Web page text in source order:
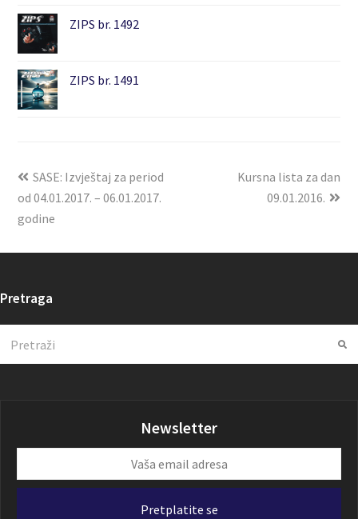
ZIPS br. 1492
ZIPS br. 1491
SASE: Izvještaj za period
od 04.01.2017. – 06.01.2017.
godine
Kursna lista za dan
09.01.2016.
Pretraga
Newsletter
email
Pretplatite se